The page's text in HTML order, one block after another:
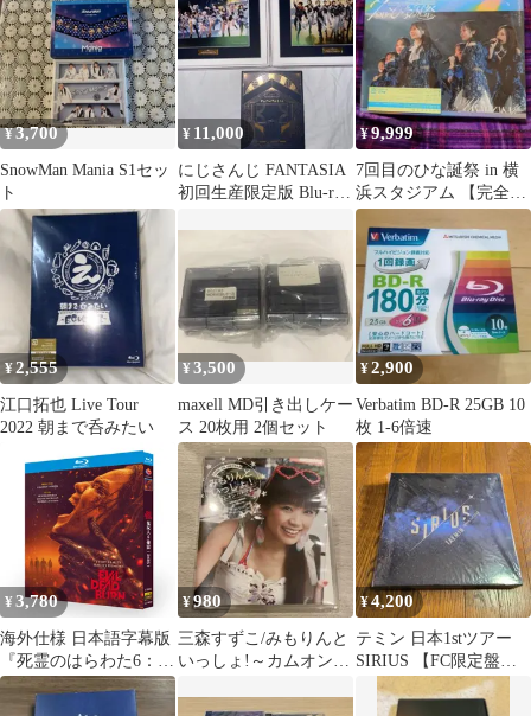
¥3,700
SnowMan Mania S1セッ
ト
¥ 11,000
にじさんじ FANTASIA
初回生産限定版 Blu-ray
¥9,999
7回目のひな誕祭 in 横
浜スタジアム 【完全生
産限定盤】(2Blu-ray）
¥2,555
江口拓也 Live Tour
2022 朝まで呑みたい
¥3,500
maxell MD引き出しケー
ス 20枚用 2個セット
¥2,900
Verbatim BD-R 25GB 10
枚 1-6倍速
¥3,780
海外仕様 日本語字幕版
『死霊のはらわた6：煉
獄』（原題『Evil Dead
Burn』、2026年製作の
¥980
三森すずこ/みもりんと
いっしょ!～カムオン
¥4,200
テミン 日本1stツアー
SIRIUS 【FC限定盤】
Blu-ray